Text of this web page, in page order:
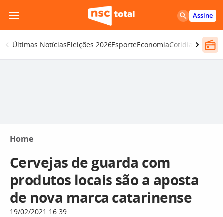
para
o
conteúdo
Assine
Últimas NotíciasEleições 2026EsporteEconomiaCotidiano
Home
Cervejas de guarda com
produtos locais são a aposta
de nova marca catarinense
19/02/2021 16:39